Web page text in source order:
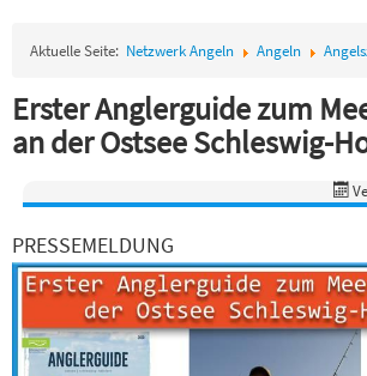
Aktuelle Seite: Netzwerk Angeln Angeln
Erster Anglerguide zum
an der Ostsee Schleswig-
PRESSEMELDUNG